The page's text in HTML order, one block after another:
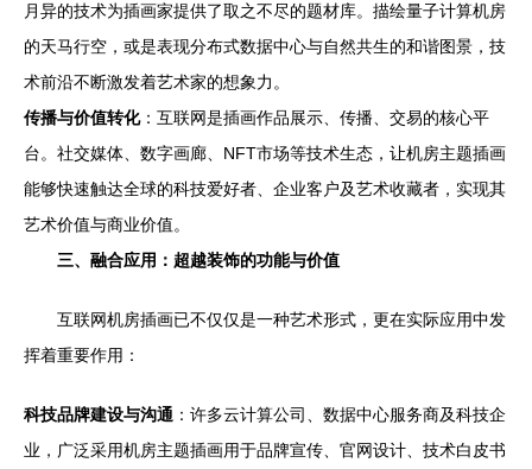
月异的技术为插画家提供了取之不尽的题材库。描绘量子计算机房
的天马行空，或是表现分布式数据中心与自然共生的和谐图景，技
术前沿不断激发着艺术家的想象力。
传播与价值转化：互联网是插画作品展示、传播、交易的核心平
台。社交媒体、数字画廊、NFT市场等技术生态，让机房主题插画
能够快速触达全球的科技爱好者、企业客户及艺术收藏者，实现其
艺术价值与商业价值。
三、融合应用：超越装饰的功能与价值
互联网机房插画已不仅仅是一种艺术形式，更在实际应用中发
挥着重要作用：
科技品牌建设与沟通 ：许多云计算公司、数据中心服务商及科技企
业，广泛采用机房主题插画用于品牌宣传、官网设计、技术白皮书